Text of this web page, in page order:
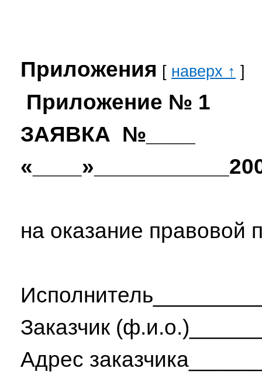
Приложения [ наверх ↑ ]
Приложение № 1
ЗАЯВКА №____
на оказание правовой
Заказчик
Адрес